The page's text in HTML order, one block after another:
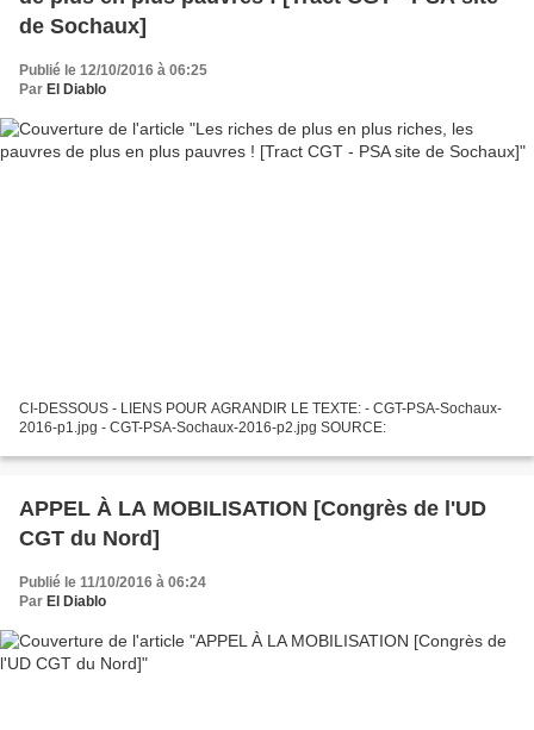
de Sochaux]
Publié le 12/10/2016 à 06:25
Par El Diablo
CI-DESSOUS - LIENS POUR AGRANDIR LE TEXTE: - CGT-PSA-Sochaux-
2016-p1.jpg - CGT-PSA-Sochaux-2016-p2.jpg SOURCE:
APPEL À LA MOBILISATION [Congrès de l'UD
CGT du Nord]
Publié le 11/10/2016 à 06:24
Par El Diablo